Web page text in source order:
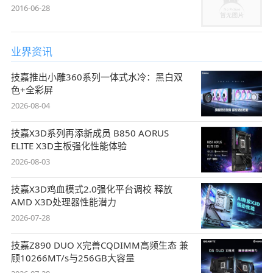
2016-06-28
业界资讯
技嘉推出小雕360系列一体式水冷：黑白双
色+全彩屏
2026-08-04
技嘉X3D系列再添新成员 B850 AORUS
ELITE X3D主板强化性能体验
2026-08-03
技嘉X3D鸡血模式2.0强化平台调校 释放
AMD X3D处理器性能潜力
2026-07-28
技嘉Z890 DUO X完善CQDIMM高频生态 兼
顾10266MT/s与256GB大容量